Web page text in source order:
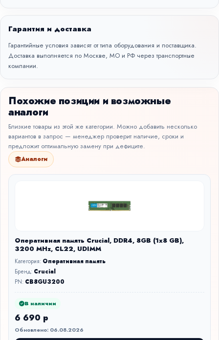
Гарантия и доставка
Гарантийные условия зависят от типа оборудования и поставщика.
Доставка выполняется по Москве, МО и РФ через транспортные
компании.
Похожие позиции и возможные
аналоги
Близкие товары из этой же категории. Можно добавить несколько
вариантов в запрос — менеджер проверит наличие, сроки и
предложит оптимальную замену при дефиците.
Аналоги
Оперативная память Crucial, DDR4, 8GB (1x8 GB),
3200 MHz, CL22, UDIMM
Категория: Оперативная память
Бренд: Crucial
PN: CB8GU3200
В наличии
6 690 р
Обновлено: 06.08.2026